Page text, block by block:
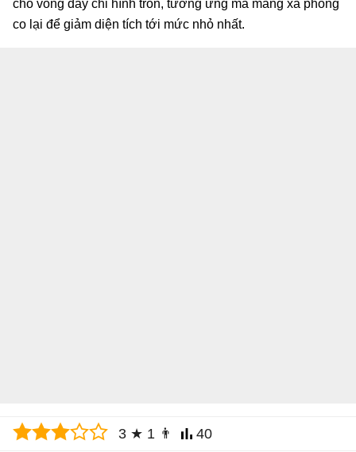
cho vòng dây chỉ hình tròn, tương ứng mà màng xà phòng
co lại để giảm diện tích tới mức nhỏ nhất.
3 ★ 1 👨 40